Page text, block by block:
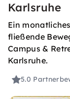
Karlsruhe
Ein
fließende
Campus &
Karlsruhe.
5.0